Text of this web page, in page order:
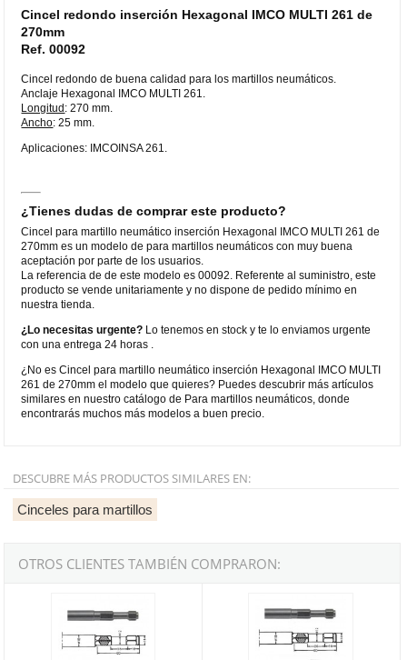
Cincel redondo inserción Hexagonal IMCO MULTI 261 de
270mm
Ref. 00092
Cincel redondo de buena calidad para los martillos neumáticos.
Anclaje Hexagonal IMCO MULTI 261.
Longitud: 270 mm.
Ancho: 25 mm.
Aplicaciones: IMCOINSA 261.
¿Tienes dudas de comprar este producto?
Cincel para martillo neumático inserción Hexagonal IMCO MULTI 261 de
270mm es un modelo de para martillos neumáticos con muy buena
aceptación por parte de los usuarios.
La referencia de de este modelo es 00092. Referente al suministro, este
producto se vende unitariamente y no dispone de pedido mínimo en
nuestra tienda.
¿Lo necesitas urgente? Lo tenemos en stock y te lo enviamos urgente
con una entrega 24 horas .
¿No es Cincel para martillo neumático inserción Hexagonal IMCO MULTI
261 de 270mm el modelo que quieres? Puedes descubrir más artículos
similares en nuestro catálogo de Para martillos neumáticos, donde
encontrarás muchos más modelos a buen precio.
DESCUBRE MÁS PRODUCTOS SIMILARES EN:
Cinceles para martillos
OTROS CLIENTES TAMBIÉN COMPRARON: